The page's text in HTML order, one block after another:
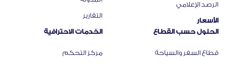
الرصد الإعلامي
الأسعار
التقارير
الحلول حسب القطاع
قطاع السفر والسياحة
الخدمات الاحترافية
مركز التحكم